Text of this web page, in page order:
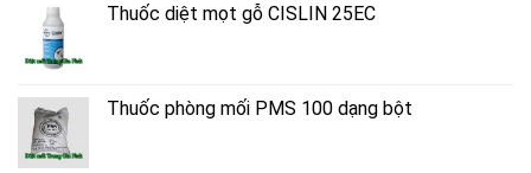
Thuốc diệt mọt gỗ CISLIN 25EC
Thuốc phòng mối PMS 100 dạng bột